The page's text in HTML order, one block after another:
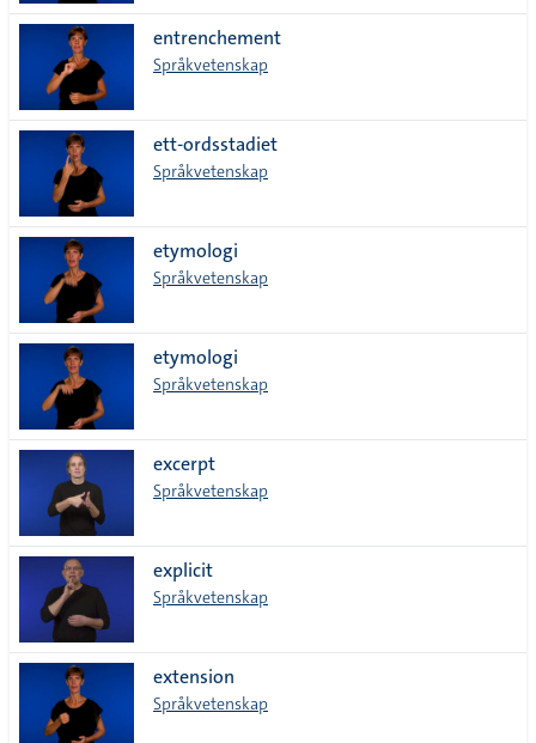
entrenchement
Språkvetenskap
ett-ordsstadiet
Språkvetenskap
etymologi
Språkvetenskap
etymologi
Språkvetenskap
excerpt
Språkvetenskap
explicit
Språkvetenskap
extension
Språkvetenskap